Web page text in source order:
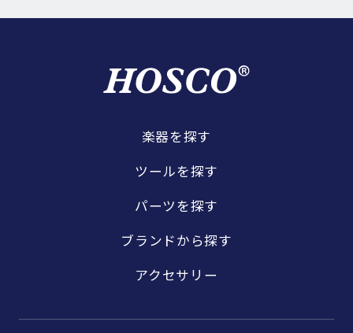
楽器を探す
ツールを探す
パーツを探す
ブランドから探す
アクセサリー